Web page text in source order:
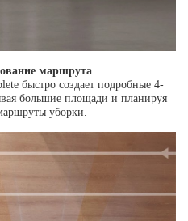
маршрута
быстро создает подробные 4-
большие площади и планируя
уборки.